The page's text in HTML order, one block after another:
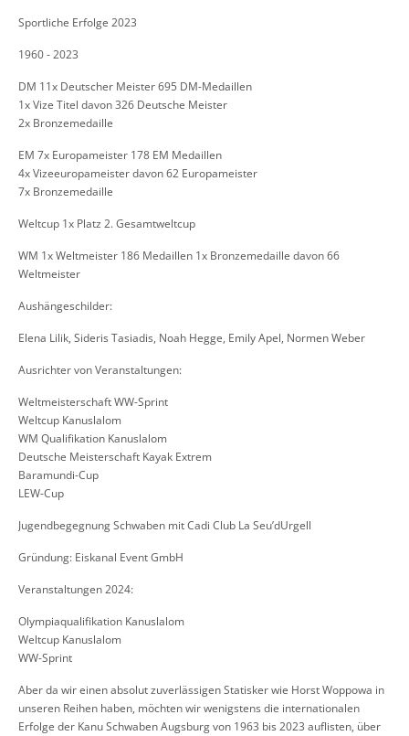
Sportliche Erfolge 2023
1960 - 2023
DM 11x Deutscher Meister 695 DM-Medaillen
1x Vize Titel davon 326 Deutsche Meister
2x Bronzemedaille
EM 7x Europameister 178 EM Medaillen
4x Vizeeuropameister davon 62 Europameister
7x Bronzemedaille
Weltcup 1x Platz 2. Gesamtweltcup
WM 1x Weltmeister 186 Medaillen 1x Bronzemedaille davon 66
Weltmeister
Aushängeschilder:
Elena Lilik, Sideris Tasiadis, Noah Hegge, Emily Apel, Normen Weber
Ausrichter von Veranstaltungen:
Weltmeisterschaft WW-Sprint
Weltcup Kanuslalom
WM Qualifikation Kanuslalom
Deutsche Meisterschaft Kayak Extrem
Baramundi-Cup
LEW-Cup
Jugendbegegnung Schwaben mit Cadi Club La Seu’dUrgell
Gründung: Eiskanal Event GmbH
Veranstaltungen 2024:
Olympiaqualifikation Kanuslalom
Weltcup Kanuslalom
WW-Sprint
Aber da wir einen absolut zuverlässigen Statisker wie Horst Woppowa in
unseren Reihen haben, möchten wir wenigstens die internationalen
Erfolge der Kanu Schwaben Augsburg von 1963 bis 2023 auflisten, über